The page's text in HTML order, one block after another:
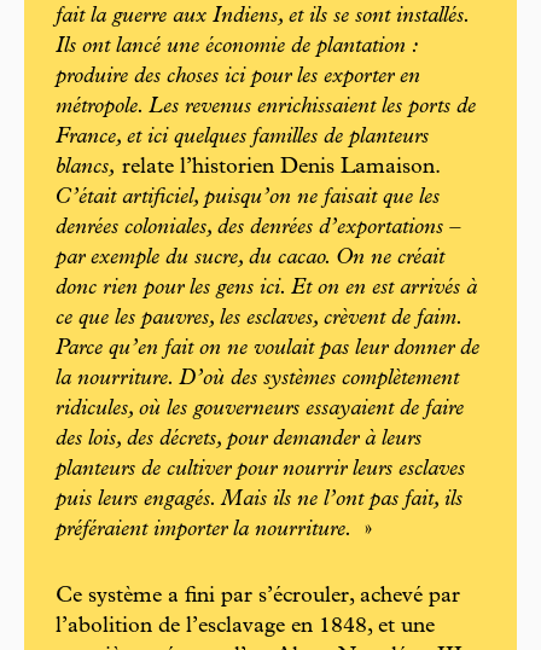
fait la guerre aux Indiens, et ils se sont installés.
Ils ont lancé une économie de plantation :
produire des choses ici pour les exporter en
métropole. Les revenus enrichissaient les ports de
France, et ici quelques familles de planteurs
blancs, relate l’historien Denis Lamaison.
C’était artificiel, puisqu’on ne faisait que les
denrées coloniales, des denrées d’exportations –
par exemple du sucre, du cacao. On ne créait
donc rien pour les gens ici. Et on en est arrivés à
ce que les pauvres, les esclaves, crèvent de faim.
Parce qu’en fait on ne voulait pas leur donner de
la nourriture. D’où des systèmes complètement
ridicules, où les gouverneurs essayaient de faire
des lois, des décrets, pour demander à leurs
planteurs de cultiver pour nourrir leurs esclaves
puis leurs engagés. Mais ils ne l’ont pas fait, ils
préféraient importer la nourriture.
»
Ce système a fini par s’écrouler, achevé par
l’abolition de l’esclavage en 1848, et une